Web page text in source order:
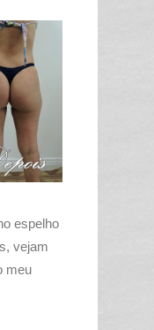
espelho
vejam
meu